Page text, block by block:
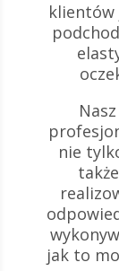
klientów
nie
jak to